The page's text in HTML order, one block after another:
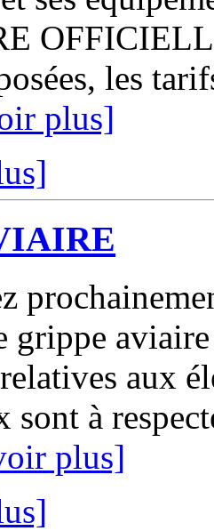
les
plus]
grippe
aux
sont à
plus]